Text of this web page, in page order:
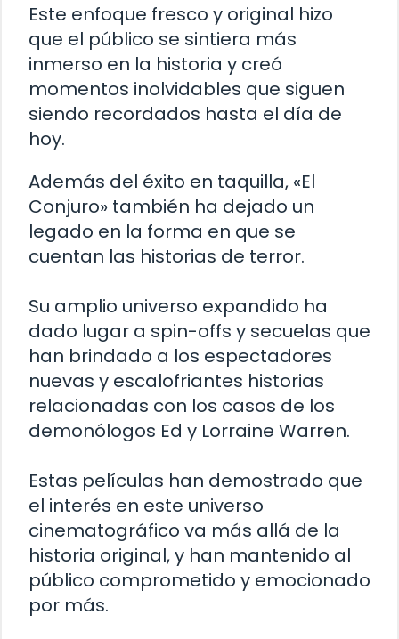
Este enfoque fresco y original hizo
que el público se sintiera más
inmerso en la historia y creó
momentos inolvidables que siguen
siendo recordados hasta el día de
hoy.
Además del éxito en taquilla, «El
Conjuro» también ha dejado un
legado en la forma en que se
cuentan las historias de terror.
Su amplio universo expandido ha
dado lugar a spin-offs y secuelas que
han brindado a los espectadores
nuevas y escalofriantes historias
relacionadas con los casos de los
demonólogos Ed y Lorraine Warren.
Estas películas han demostrado que
el interés en este universo
cinematográfico va más allá de la
historia original, y han mantenido al
público comprometido y emocionado
por más.